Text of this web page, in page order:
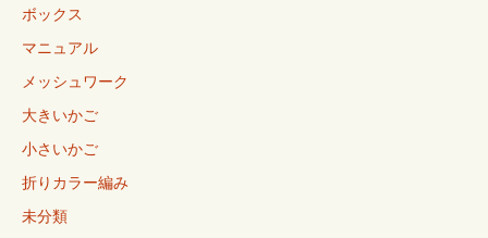
ボックス
マニュアル
メッシュワーク
大きいかご
小さいかご
折りカラー編み
未分類